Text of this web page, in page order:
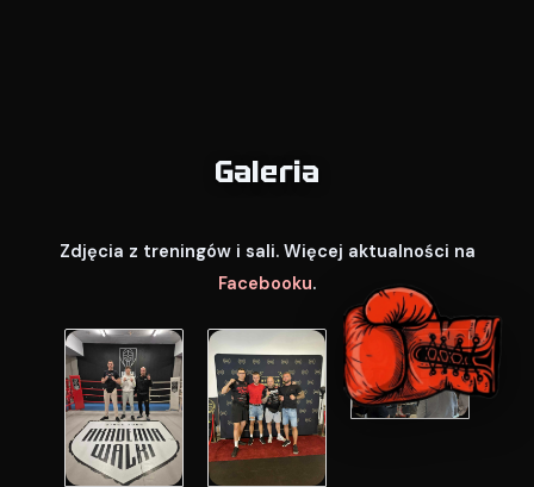
Galeria
Zdjęcia z treningów i sali. Więcej aktualności na
Facebooku.